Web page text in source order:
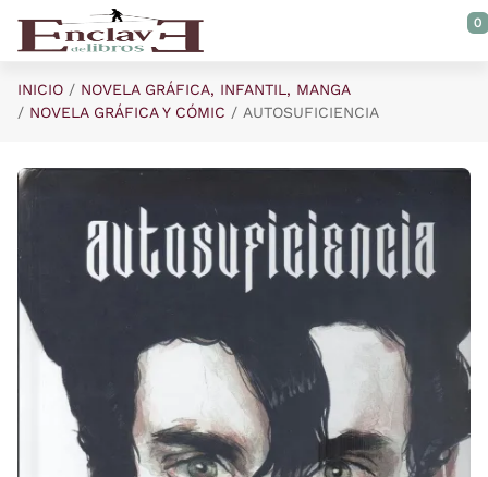
Saltar al contenido principal
0
INICIO
NOVELA GRÁFICA, INFANTIL, MANGA
NOVELA GRÁFICA Y CÓMIC
AUTOSUFICIENCIA